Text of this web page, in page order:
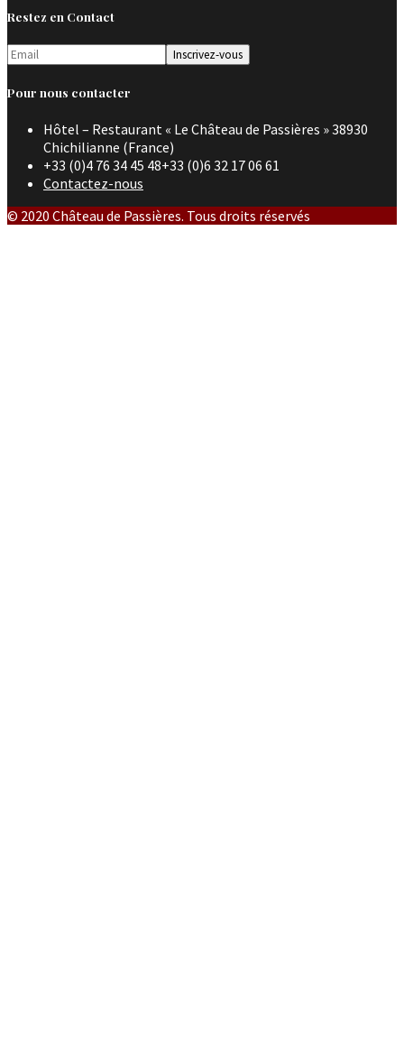
Restez en Contact
Pour nous contacter
Hôtel – Restaurant « Le Château de Passières » 38930
Chichilianne (France)
+33 (0)4 76 34 45 48+33 (0)6 32 17 06 61
Contactez-nous
© 2020 Château de Passières. Tous droits réservés